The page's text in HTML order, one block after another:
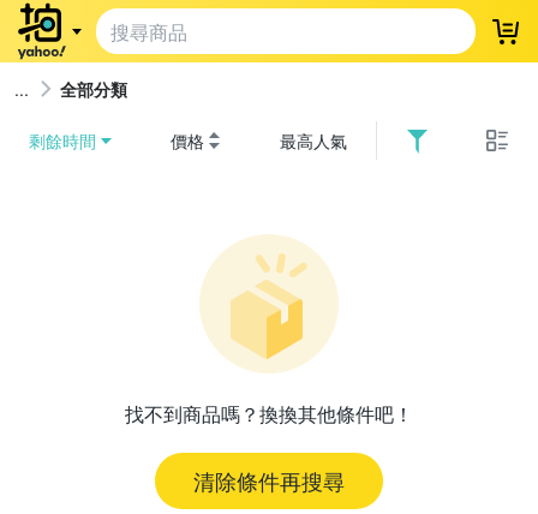
登
全部分類
剩餘時間 價格 最高人氣
找不到商品嗎？換換其他條件吧！
清除條件再搜尋